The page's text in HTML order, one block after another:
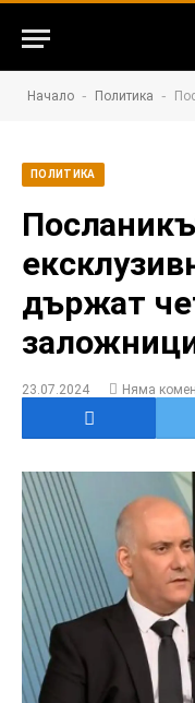
Начало - Политика -
ПОЛИТИКА
държат
23.07.2024 Няма